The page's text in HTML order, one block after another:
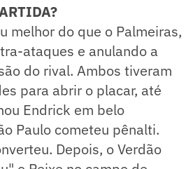
melhor do que o Palmeiras,
ataques e anulando a
do rival. Ambos tiveram
para abrir o placar, até
Endrick em belo
Paulo cometeu pênalti.
Depois, o Verdão